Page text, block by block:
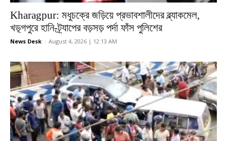
Kharagpur: মধুচক্রে জড়িয়ে প্রভাবশালীদের ব্ল্যাকমেল,
খড়্গপুরে হানি-ট্র্যাপের বড়সড় পর্দা ফাঁস পুলিশের
News Desk - August 4, 2026 | 12:13 AM